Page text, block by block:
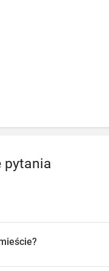
pytania
w Twojej okolicy,